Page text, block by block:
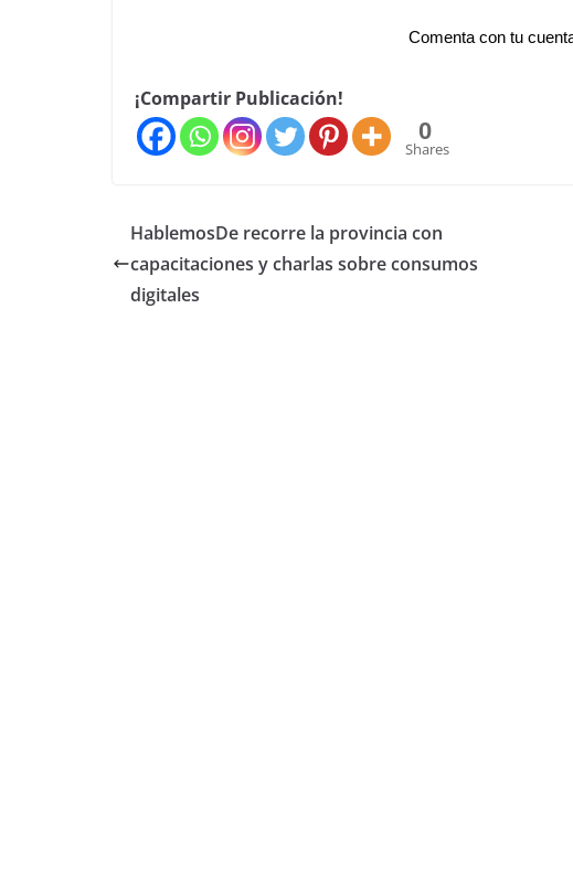
Comenta con tu
¡Compartir Publicación!
0
Shares
HablemosDe recorre la provincia con
capacitaciones y charlas sobre consumos
digitales